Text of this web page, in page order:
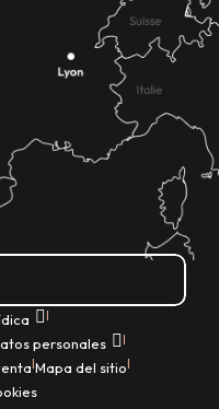
|
personales |
|Mapa del sitio|